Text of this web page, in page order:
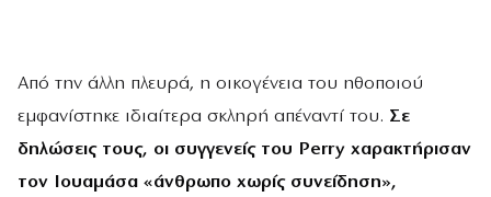
Από την άλλη πλευρά, η οικογένεια του ηθοποιού
εμφανίστηκε ιδιαίτερα σκληρή απέναντί του. Σε
δηλώσεις τους, οι συγγενείς του Perry χαρακτήρισαν
τον Ιουαμάσα «άνθρωπο χωρίς συνείδηση»,